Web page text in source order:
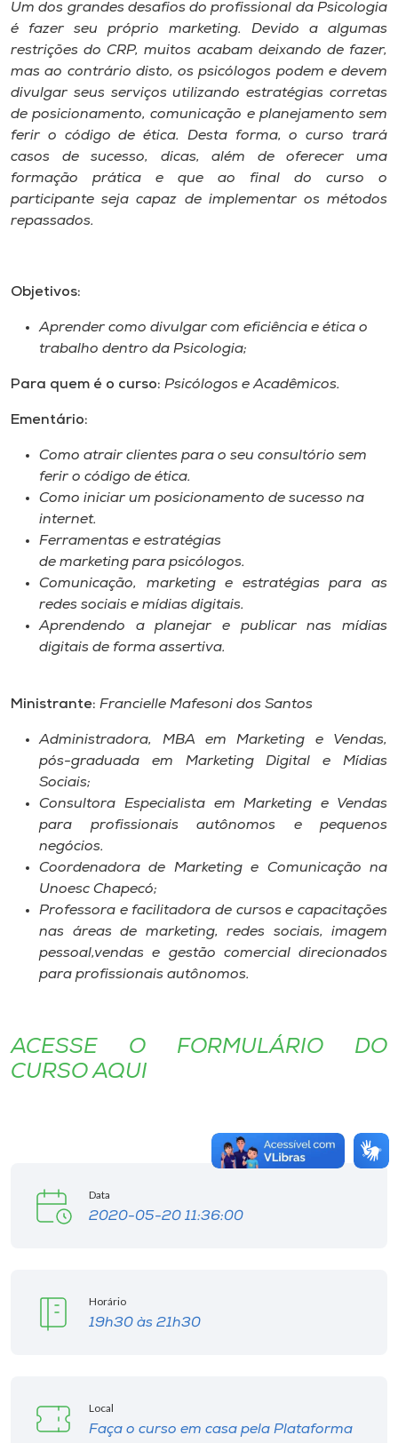
Selecione
o idioma
A+
A-
Um dos grandes desafios do profissional da Psicologia
é fazer seu próprio marketing. Devido a algumas
restrições do CRP, muitos acabam deixando de fazer,
mas ao contrário disto, os psicólogos podem e devem
divulgar seus serviços utilizando estratégias corretas
de posicionamento, comunicação e planejamento sem
ferir o código de ética. Desta forma, o curso trará
casos de sucesso, dicas, além de oferecer uma
formação prática e que ao final do curso o
participante seja capaz de implementar os métodos
repassados.
Objetivos:
Aprender como divulgar com eficiência e ética o
trabalho dentro da Psicologia;
Para quem é o curso: Psicólogos e Acadêmicos.
Ementário:
Como atrair clientes para o seu consultório sem
ferir o código de ética.
Como iniciar um posicionamento de sucesso na
internet.
Ferramentas e estratégias
de marketing para psicólogos.
Comunicação, marketing e estratégias para as
redes sociais e mídias digitais.
Aprendendo a planejar e publicar nas mídias
digitais de forma assertiva.
Ministrante: Francielle Mafesoni dos Santos
Administradora, MBA em Marketing e Vendas,
pós-graduada em Marketing Digital e Mídias
Sociais;
Consultora Especialista em Marketing e Vendas
para profissionais autônomos e pequenos
negócios.
Coordenadora de Marketing e Comunicação na
Unoesc Chapecó;
Professora e facilitadora de cursos e capacitações
nas áreas de marketing, redes sociais, imagem
pessoal,vendas e gestão comercial direcionados
para profissionais autônomos.
ACESSE O FORMULÁRIO DO
CURSO AQUI
Data
2020-05-20 11:36:00
Horário
19h30 às 21h30
Local
Faça o curso em casa pela Plataforma